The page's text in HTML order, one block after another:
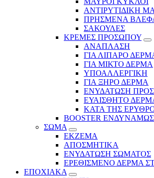
ΑΝΤΙΡΥΤΙΔΙΚΗ
ΠΡΗΣΜΕΝΑ
ΣΑΚΟΥΛΕΣ
ΚΡΕΜΕΣ ΠΡΟΣΩΠΟΥ
ΑΝΑΠΛΑΣΗ
ΓΙΑ ΛΙΠΑΡΟ
ΓΙΑ ΜΙΚΤΟ ΔΕΡΜΑ
ΥΠΟΑΛΛΕΡΓΙΚΗ
ΓΙΑ ΞΗΡΟ ΔΕΡΜΑ
ΕΝΥΔΑΤΩΣΗ
ΕΥΑΙΣΘΗΤΟ
ΚΑΤΑ ΤΗΣ
BOOSTER
ΣΩΜΑ
ΕΚΖΕΜΑ
ΑΠΟΣΜΗΤΙΚΑ
ΕΝΥΔΑΤΩΣΗ ΣΩΜΑΤΟΣ
ΕΡΕΘΙΣΜΕΝΟ ΔΕΡΜΑ
ΕΠΟΧΙΑΚΑ